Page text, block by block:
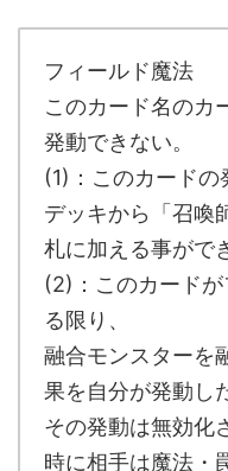
フィールド魔法
このカード名のカ
発動できない。
(1)：このカードの
デッキから「召喚
札に加える事がで
(2)：このカード
る限り、
融合モンスターを
果を自分が発動し
その発動は無効化
時に相手は魔法・